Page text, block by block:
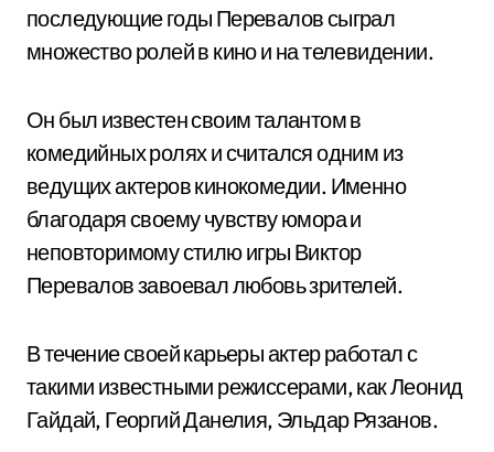
последующие годы Перевалов сыграл
множество ролей в кино и на телевидении.
Он был известен своим талантом в
комедийных ролях и считался одним из
ведущих актеров кинокомедии. Именно
благодаря своему чувству юмора и
неповторимому стилю игры Виктор
Перевалов завоевал любовь зрителей.
В течение своей карьеры актер работал с
такими известными режиссерами, как Леонид
Гайдай, Георгий Данелия, Эльдар Рязанов.